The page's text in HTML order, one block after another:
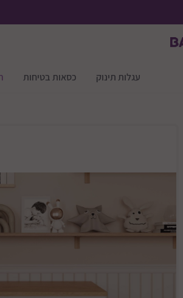
עגלות תינוק כסאות בטיחות